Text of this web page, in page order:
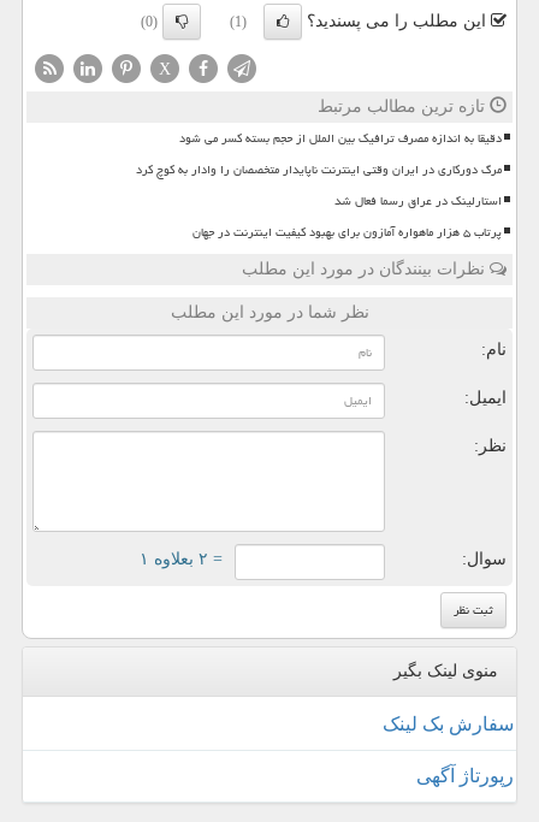
این مطلب را می پسندید؟ (1)
(0)
X
تازه ترین مطالب مرتبط
دقیقا به اندازه مصرف ترافیک بین الملل از حجم بسته کسر می شود
مرگ دورکاری در ایران وقتی اینترنت ناپایدار متخصصان را وادار به کوچ کرد
استارلینک در عراق رسما فعال شد
پرتاب ۵ هزار ماهواره آمازون برای بهبود کیفیت اینترنت در جهان
نظرات بینندگان در مورد این مطلب
نظر شما در مورد این مطلب
نام:
ایمیل:
نظر:
سوال: = ۲ بعلاوه ۱
منوی لینک بگیر
سفارش بک لینک
رپورتاژ آگهی